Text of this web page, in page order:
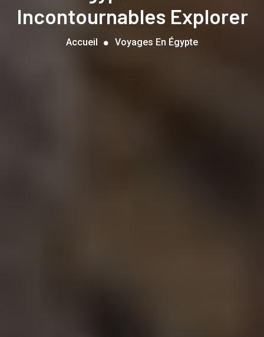
Incontournables Explorer
Accueil Voyages En Égypte